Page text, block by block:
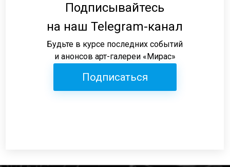
Подписывайтесь
на наш Telegram-канал
Будьте в курсе последних событий
и анонсов арт-галереи «Мирас»
Подписаться